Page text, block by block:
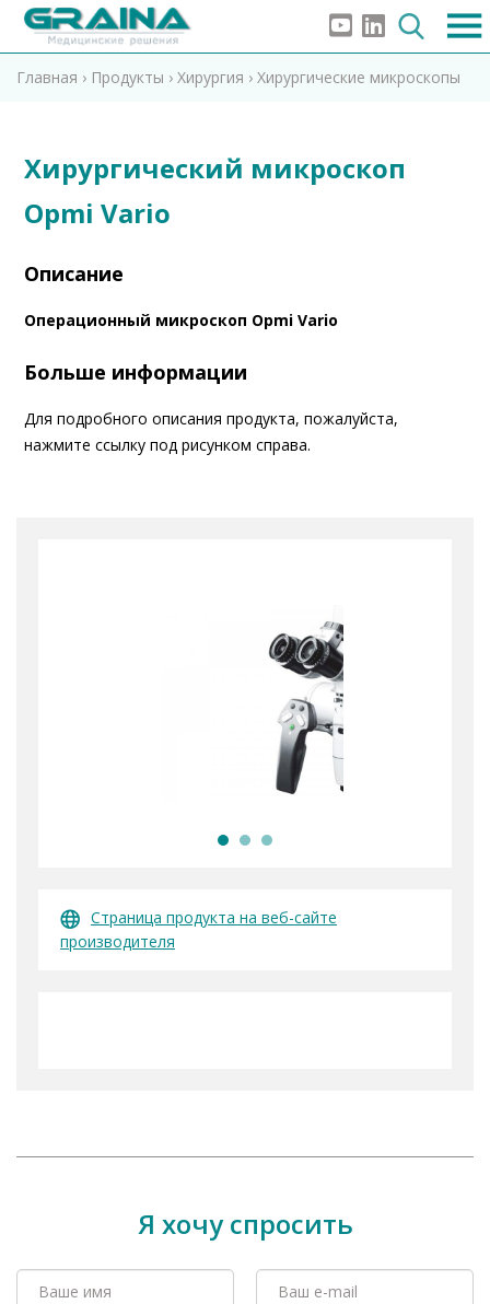
Главная › Продукты › Хирургия › Хирургические микроскопы
Хирургический микроскоп
Opmi Vario
Описание
Операционный микроскоп Opmi Vario
Больше информации
Для подробного описания продукта, пожалуйста,
нажмите ссылку под рисунком справа.
Страница продукта на веб-сайте
производителя
Я хочу спросить